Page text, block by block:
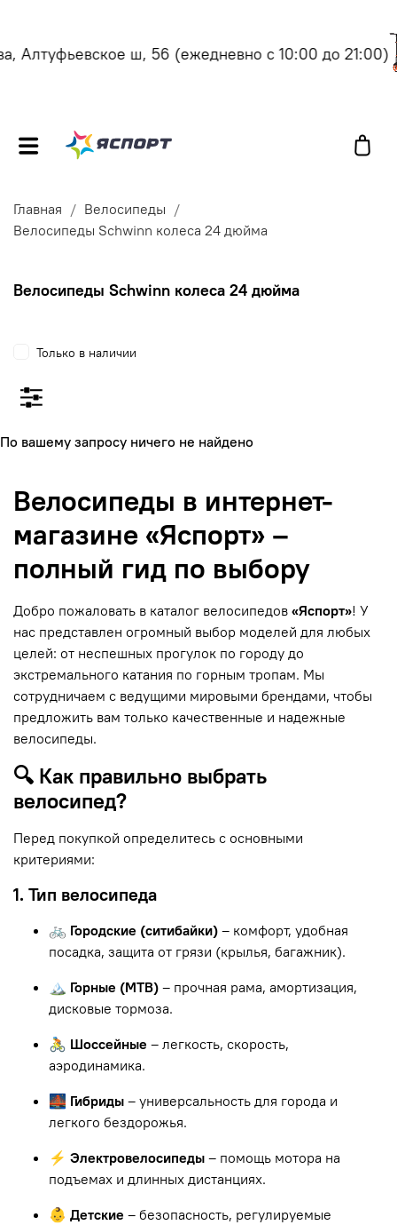
Алтуфьевское ш, 56(ежедневно с 10:00 до 21:00)
Главная
Велосипеды
Велосипеды Schwinn колеса 24 дюйма
Велосипеды Schwinn колеса 24 дюйма
По вашему запросу ничего не найдено
Велосипеды в интернет-
магазине «Яспорт» –
полный гид по выбору
Добро пожаловать в каталог велосипедов «Яспорт»! У
нас представлен огромный выбор моделей для любых
целей: от неспешных прогулок по городу до
экстремального катания по горным тропам. Мы
сотрудничаем с ведущими мировыми брендами, чтобы
предложить вам только качественные и надежные
велосипеды.
🔍 Как правильно выбрать
велосипед?
Перед покупкой определитесь с основными
критериями:
1. Тип велосипеда
🚲 Городские (ситибайки) – комфорт, удобная
посадка, защита от грязи (крылья, багажник).
🏔 Горные (MTB) – прочная рама, амортизация,
дисковые тормоза.
🚴 Шоссейные – легкость, скорость,
аэродинамика.
🌉 Гибриды – универсальность для города и
легкого бездорожья.
⚡ Электровелосипеды – помощь мотора на
подъемах и длинных дистанциях.
👶 Детские – безопасность, регулируемые
Только в наличии